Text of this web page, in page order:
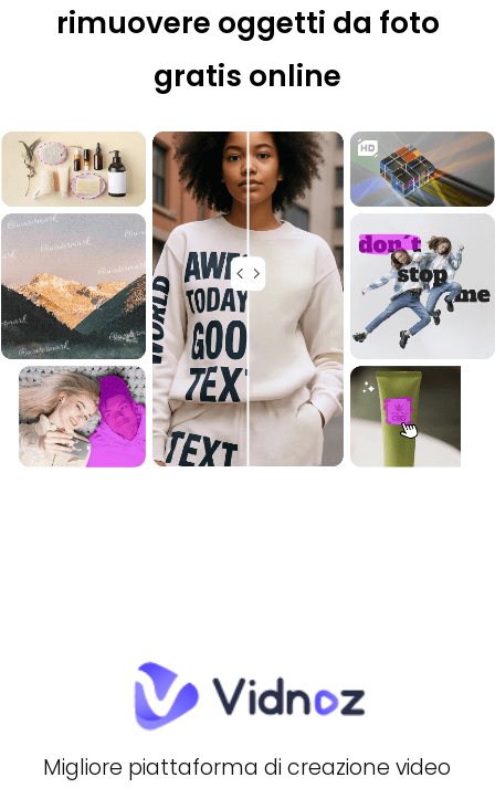
rimuovere oggetti da foto
gratis online
Migliore piattaforma di creazione video